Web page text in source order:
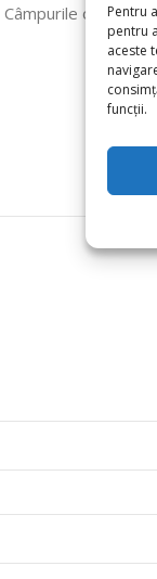
Pentru
pentru
aceste
funcții.
Câmpurile